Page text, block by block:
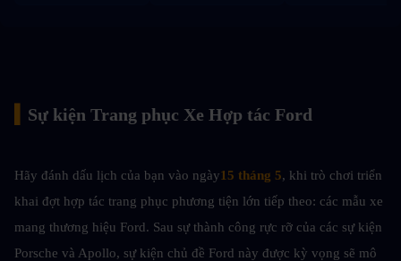
Sự kiện Trang phục Xe Hợp tác Ford
Hãy đánh dấu lịch của bạn vào ngày15 tháng 5, khi trò chơi triển
khai đợt hợp tác trang phục phương tiện lớn tiếp theo: các mẫu xe
mang thương hiệu Ford. Sau sự thành công rực rỡ của các sự kiện
Porsche và Apollo, sự kiện chủ đề Ford này được kỳ vọng sẽ mô